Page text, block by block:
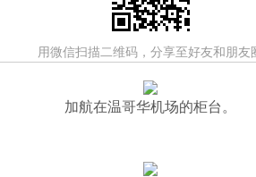
用微信扫描二维码，分享至好友和朋友
加航在温哥华机场的柜台。